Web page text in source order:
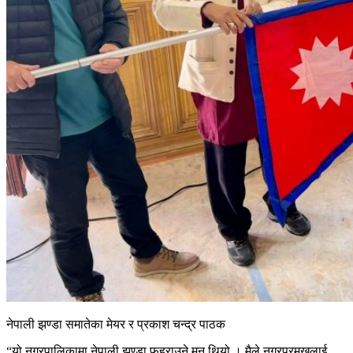
नेपाली झण्डा समातेका मेयर र प्रकाश चन्द्र पाठक